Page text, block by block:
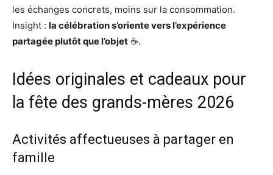
les échanges concrets, moins sur la consommation.
Insight : la célébration s’oriente vers l’expérience
partagée plutôt que l’objet ☕.
Idées originales et cadeaux pour
la fête des grands-mères 2026
Activités affectueuses à partager en
famille